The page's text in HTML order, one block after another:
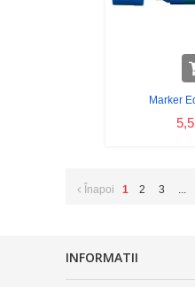
Marker
Înapoi 1 2 3 ...
INFORMATII